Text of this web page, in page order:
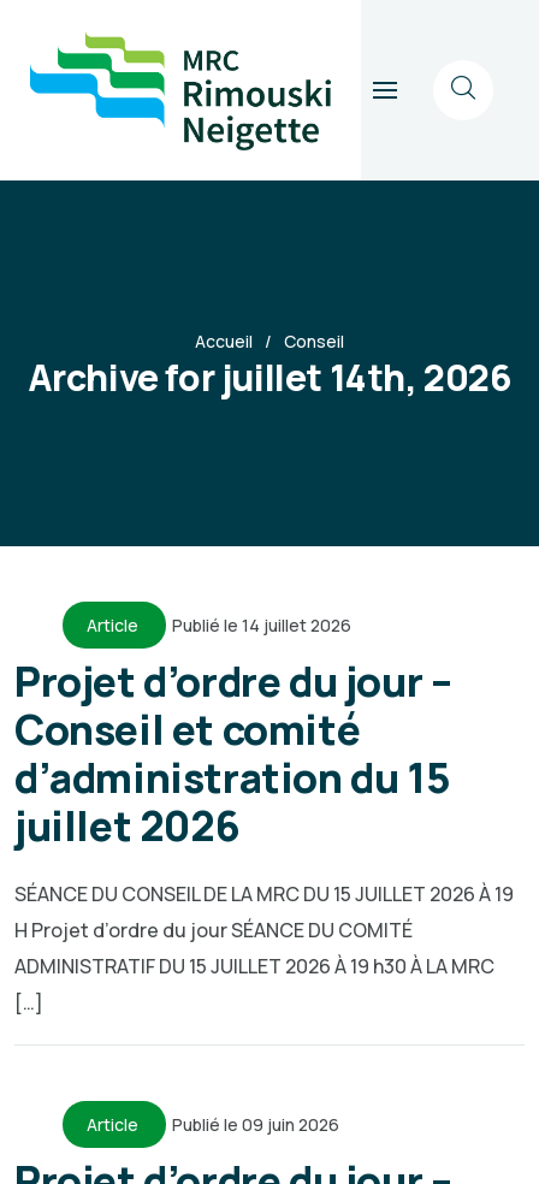
Accueil Conseil
Archive for juillet 14th, 2026
Article Publié le 14 juillet 2026
Projet d’ordre du jour –
Conseil et comité
d’administration du 15
juillet 2026
SÉANCE DU CONSEIL DE LA MRC DU 15 JUILLET 2026 À 19
H Projet d’ordre du jour SÉANCE DU COMITÉ
ADMINISTRATIF DU 15 JUILLET 2026 À 19 h30 À LA MRC
[…]
Article Publié le 09 juin 2026